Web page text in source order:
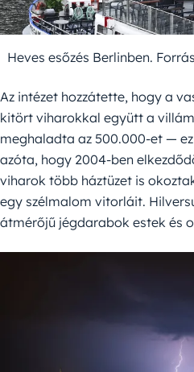
Heves esőzés Berlinben.
Az intézet hozzátette, hogy a
kitört viharokkal együtt a
meghaladta az 500.000-et —
azóta, hogy 2004-ben
viharok több háztüzet is
egy szélmalom vitorláit.
átmérőjű jégdarabok estek és